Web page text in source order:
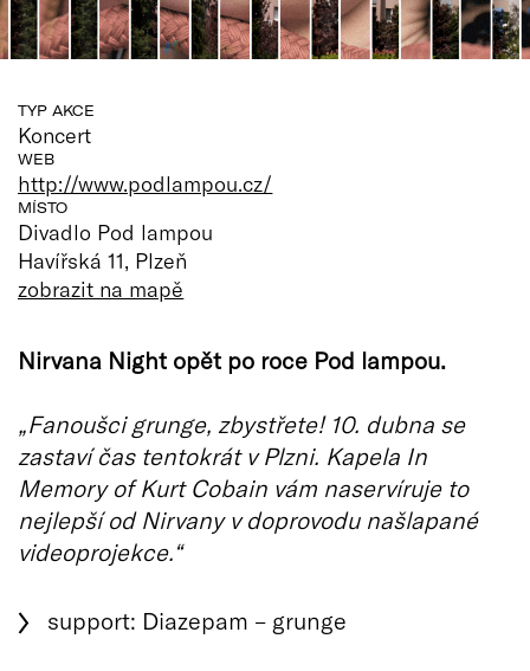
TYP AKCE
Koncert
WEB
http://www.podlampou.cz/
MÍSTO
Divadlo Pod lampou
Havířská 11, Plzeň
zobrazit na mapě
Nirvana Night opět po roce Pod lampou.
„Fanoušci grunge, zbystřete! 10. dubna se
zastaví čas tentokrát v Plzni. Kapela In
Memory of Kurt Cobain vám naservíruje to
nejlepší od Nirvany v doprovodu našlapané
videoprojekce.“
support: Diazepam – grunge